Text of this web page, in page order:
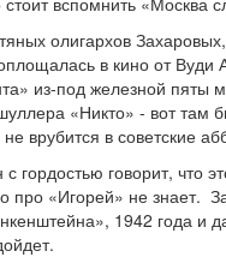
олигархов
в кино от
из-под железной пяты
«Никто» - вот
врубится в советские
говорит, что
«Игорей» не знает.
1942 года и